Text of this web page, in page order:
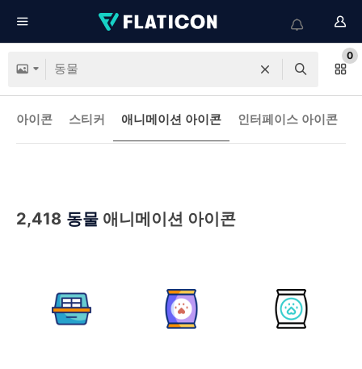
0
아이콘 스티커 애니메이션 아이콘 인터페이스 아이콘
2,418 동물 애니메이션 아이콘